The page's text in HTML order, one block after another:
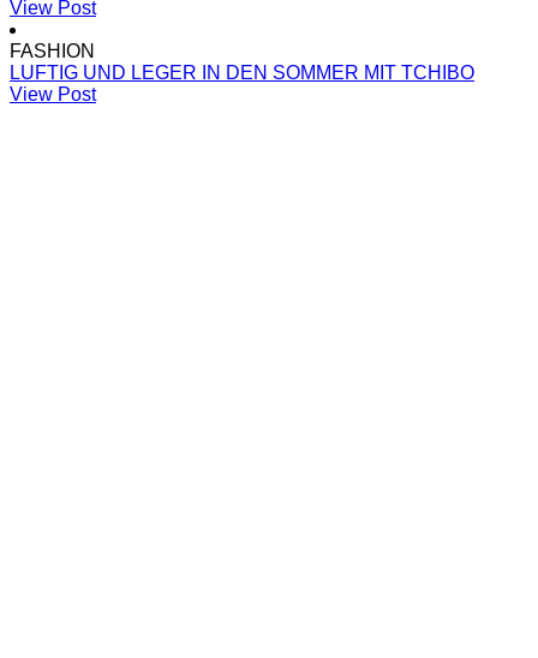
View Post
FASHION
LUFTIG UND LEGER IN DEN SOMMER MIT TCHIBO
View Post